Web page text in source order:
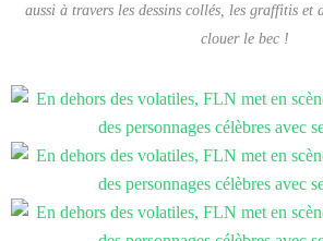
aussi à travers les dessins collés, les graffitis et
clouer le bec !